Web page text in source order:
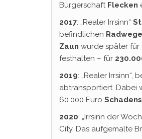
Bürgerschaft Flecken
2017: „Realer Irrsinn“
befindlichen
Zaun wurde später für
festhalten – für
2019: „Realer Irrsinn“,
abtransportiert. Dabei
60.000 Euro
2020: „Irrsinn der
City. Das aufgemalte